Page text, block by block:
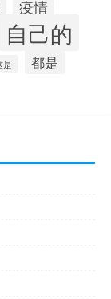
疫情
自己的
是 都是